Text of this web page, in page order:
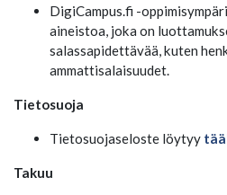
DigiCampus.fi -
aineistoa, joka on
salassapidettävää, kuten
ammattisalaisuudet.
Tietosuoja
Tietosuojaseloste löytyy
Takuu